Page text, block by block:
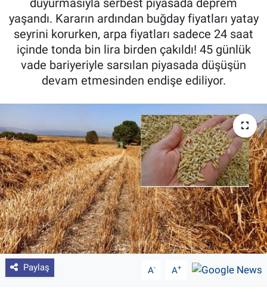
duyurmasıyla serbest piyasada deprem
yaşandı. Kararın ardından buğday fiyatları yatay
seyrini korurken, arpa fiyatları sadece 24 saat
içinde tonda bin lira birden çakıldı! 45 günlük
vade bariyeriyle sarsılan piyasada düşüşün
devam etmesinden endişe ediliyor.
Paylaş A- A+
Pankobirlik
Et fiyatları
Tarım Bilgisi
Dünyada Tarım
Üretici Birlikleri
Şeker ve Şekerli Mamüller
Tahıllar ve Baklagiller
Tohum